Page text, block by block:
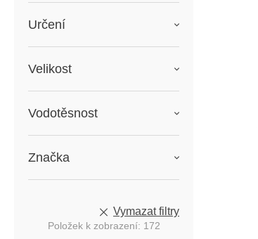
Určení
Velikost
Vodotěsnost
Značka
Vymazat filtry
Položek k zobrazení: 172